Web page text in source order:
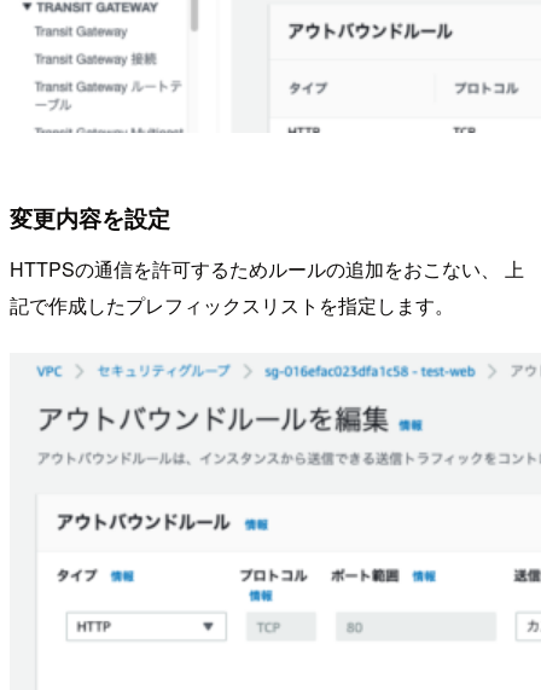
変更内容を設定
HTTPSの通信を許可するためルールの追加をおこない、 上
記で作成したプレフィックスリストを指定します。